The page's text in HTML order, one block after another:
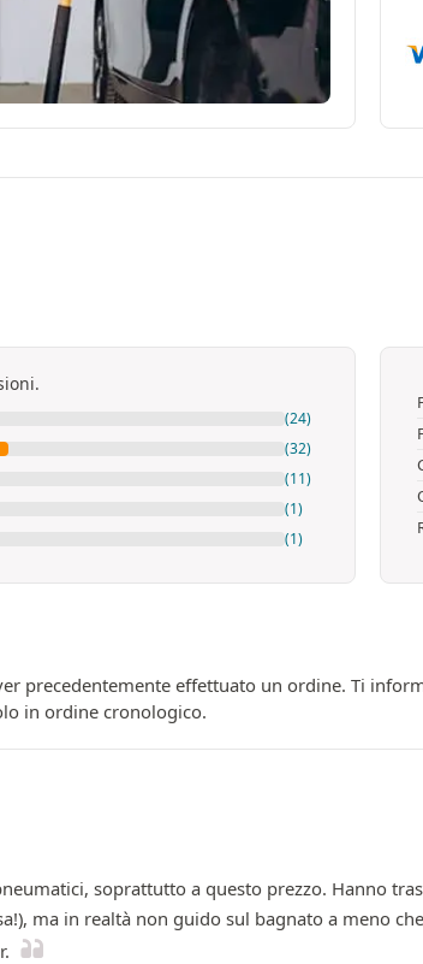
(24)
(32)
(11)
(1)
(1)
precedentemente effettuato un ordine. Ti
in ordine cronologico.
soprattutto a questo prezzo. Hanno
ma in realtà non guido sul bagnato a meno